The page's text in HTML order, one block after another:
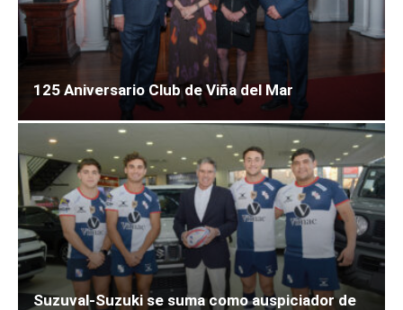
125 Aniversario Club de Viña del Mar
Suzuval-Suzuki se suma como auspiciador de